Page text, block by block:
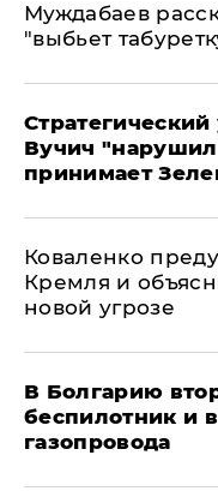
Муждабаев
"выбьет
Вучич "нарушил
принимает
Коваленко
Кремля и
новой угрозе
В Болгарию
беспилотник и
газопровода